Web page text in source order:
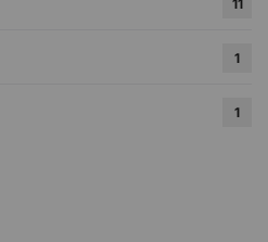
11
1
1